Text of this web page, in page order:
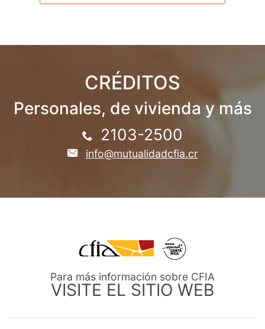
CRÉDITOS
Personales, de vivienda y más
2103-2500
info@mutualidadcfia.cr
Para más información sobre CFIA
VISITE EL SITIO WEB